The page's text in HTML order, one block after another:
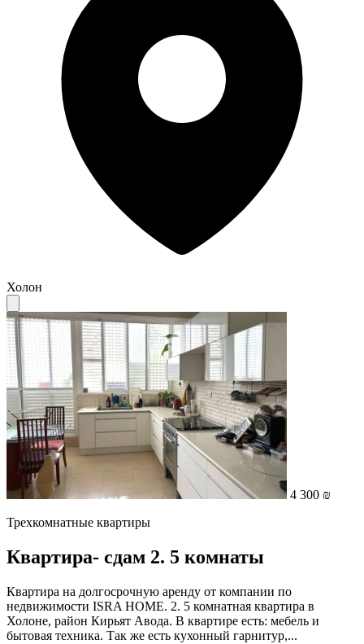
Холон
4 300 ₪
Трехкомнатные квартиры
Квартира- cдам 2. 5 комнаты
Квартира на долгосрочную аренду от компании по
недвижимости ISRA HOME. 2. 5 комнатная квартира в
Холоне, район Кирьят Авода. В квартире есть: мебель и
бытовая техника. Так же есть кухонный гарнитур,...